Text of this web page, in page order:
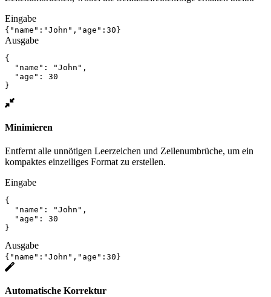
Eingabe
{"name":"John","age":30}
Ausgabe
{
  "name": "John",
  "age": 30
}
Minimieren
Entfernt alle unnötigen Leerzeichen und Zeilenumbrüche, um ein
kompaktes einzeiliges Format zu erstellen.
Eingabe
{
  "name": "John",
  "age": 30
}
Ausgabe
{"name":"John","age":30}
Automatische Korrektur